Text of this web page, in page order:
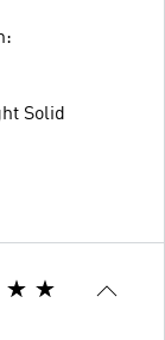
Solid